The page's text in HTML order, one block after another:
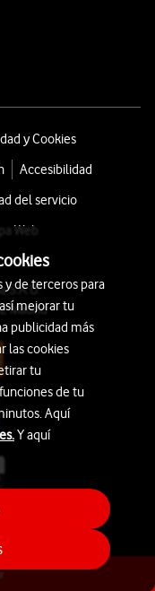
y Cookies
Accesibilidad
del servicio
Web
S.A.U.
Madrid
y de terceros para
mejorar tu
publicidad más
las cookies
tu
de tu
Aquí
Y aquí